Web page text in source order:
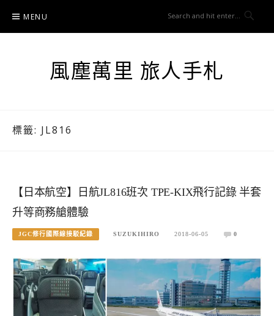
content
MENU
風塵萬里 旅人手札
標籤: JL816
【日本航空】日航JL816班次 TPE-KIX飛行記錄 半套
升等商務艙體驗
JGC修行國際線接駁紀錄 SUZUKIHIRO 2018-06-05 0